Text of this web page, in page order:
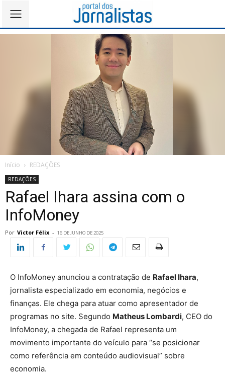
Início REDAÇÕES
REDAÇÕES
Rafael Ihara assina com o
InfoMoney
Por Victor Félix - 16 DE JUNHO DE 2025
O InfoMoney anunciou a contratação de Rafael Ihara,
jornalista especializado em economia, negócios e
finanças. Ele chega para atuar como apresentador de
programas no site. Segundo Matheus Lombardi, CEO do
InfoMoney, a chegada de Rafael representa um
movimento importante do veículo para “se posicionar
como referência em conteúdo audiovisual” sobre
economia.